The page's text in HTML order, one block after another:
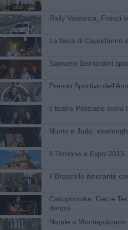
Rally Valdorcia, Franci
La festa di Capodanno
Samuele Bernardini
Premio Sportivo
Il teatro Poliziano svela
Nuoto e Judo,
Il Torrione a Expo 2015
Il Bruscello itinerante
Cakophonika, Gec e
dentro
Natale a